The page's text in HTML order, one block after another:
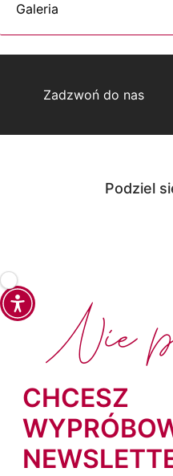
Galeria
Zadzwoń do nas
Podziel
CHCESZ
Nie